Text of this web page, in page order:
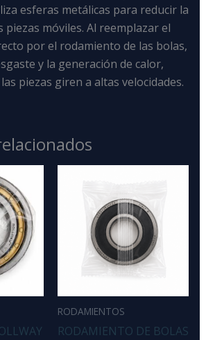
esferas metálicas para reducir la
piezas móviles. Al reemplazar el
por el rodamiento de las bolas,
y la generación de calor,
piezas giren a altas velocidades.
RODAMIENTOS
RODAMIENTO DE BOLAS